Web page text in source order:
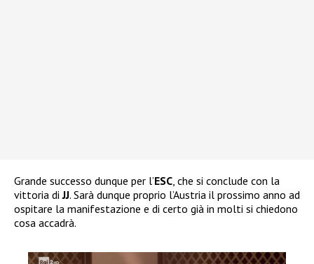
Grande successo dunque per l’ESC , che si conclude con la
vittoria diJJ. Sarà dunque proprio l’Austria il prossimo anno ad
ospitare la manifestazione e di certo già in molti si chiedono
cosa accadrà.